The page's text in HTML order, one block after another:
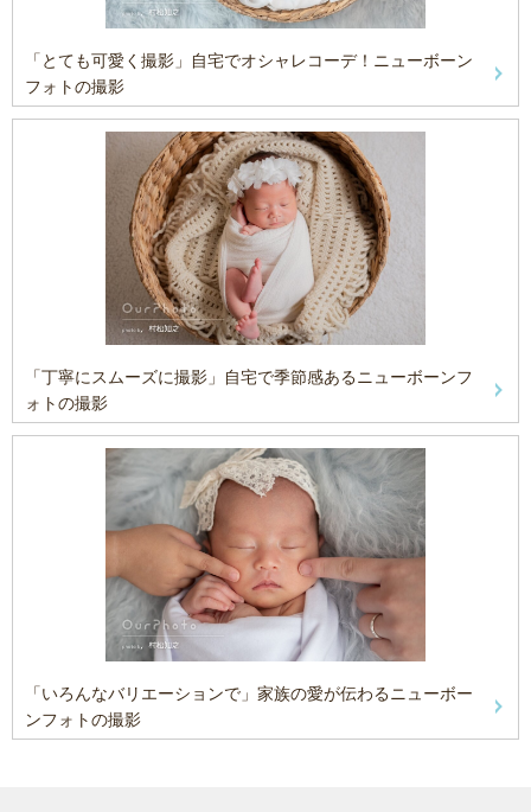
「とても可愛く撮影」自宅でオシャレコーデ！ニューボーン
フォトの撮影
「丁寧にスムーズに撮影」自宅で季節感あるニューボーンフ
ォトの撮影
「いろんなバリエーションで」家族の愛が伝わるニューボー
ンフォトの撮影